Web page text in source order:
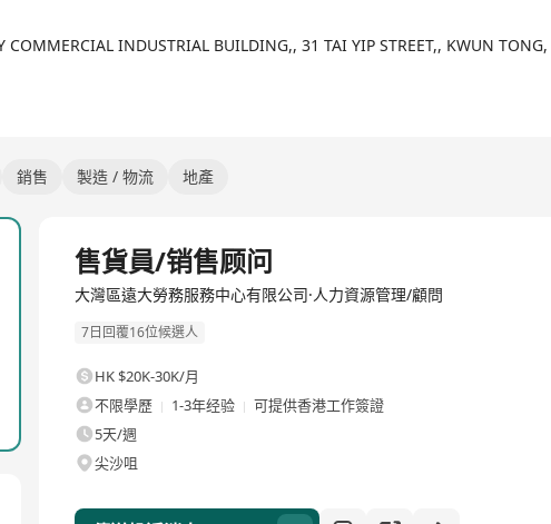
COMMERCIAL INDUSTRIAL BUILDING,, 31 TAI YIP STREET,, KWUN
銷售 製造 / 物流 地產
售貨員/销售顾问
大灣區遠大勞務服務中心有限公司·人力資源管理/顧問
7日回覆16位候選人
HK $20K-30K/月
不限學歷
1-3年经验
可提供香港工作簽證
5天/週
尖沙咀